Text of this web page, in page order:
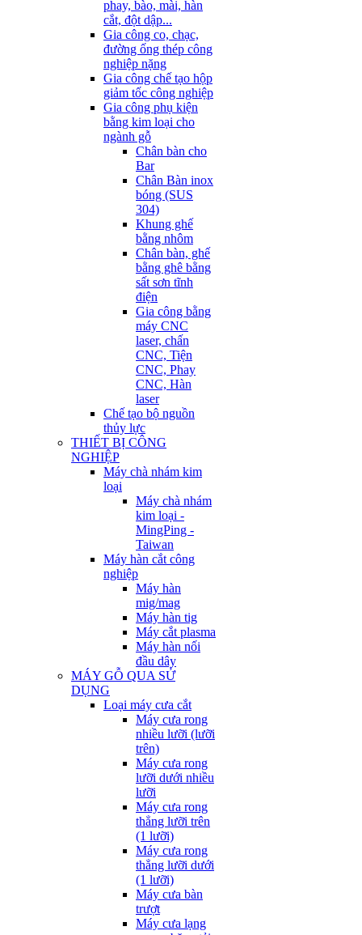
phay, bào, mài, hàn
cắt, đột dập...
Gia công co, chạc,
đường ống thép công
nghiệp nặng
Gia công chế tạo hộp
giảm tốc công nghiệp
Gia công phụ kiện
bằng kim loại cho
ngành gỗ
Chân bàn cho
Bar
Chân Bàn inox
bóng (SUS
304)
Khung ghế
bằng nhôm
Chân bàn, ghế
bằng ghê bằng
sất sơn tĩnh
điện
Gia công bằng
máy CNC
laser, chấn
CNC, Tiện
CNC, Phay
CNC, Hàn
laser
Chế tạo bộ nguồn
thủy lực
THIẾT BỊ CÔNG
NGHIỆP
Máy chà nhám kim
loại
Máy chà nhám
kim loại -
MingPing -
Taiwan
Máy hàn cắt công
nghiệp
Máy hàn
mig/mag
Máy hàn tig
Máy cắt plasma
Máy hàn nối
đầu dây
MÁY GỖ QUA SỬ
DỤNG
Loại máy cưa cắt
Máy cưa rong
nhiều lưỡi (lưỡi
trên)
Máy cưa rong
lưỡi dưới nhiều
lưỡi
Máy cưa rong
thẳng lưỡi trên
(1 lưỡi)
Máy cưa rong
thẳng lưỡi dưới
(1 lưỡi)
Máy cưa bàn
trượt
Máy cưa lạng